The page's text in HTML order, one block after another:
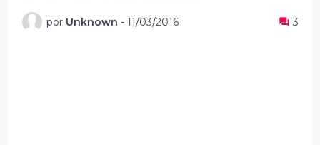
por Unknown - 11/03/2016 3